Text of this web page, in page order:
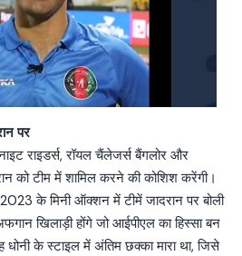
पर
राइडर्स, रॉयल चैंलेजर्स बैंगलोर और
को टीम में शामिल करने की कोशिश करेंगी।
के मिनी ऑक्शन में टीमें जादरान पर बोली
खिलाड़ी होंगे जो आईपीएल का हिस्सा बन
के स्टाइल में अंतिम छक्का मारा था, जिसे